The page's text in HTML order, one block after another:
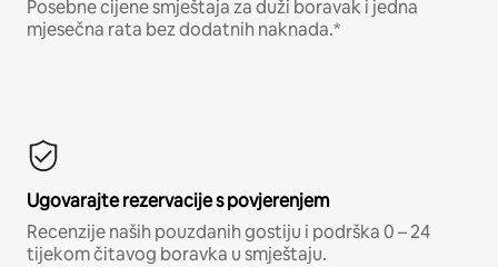
Posebne cijene smještaja za duži boravak i jedna
mjesečna rata bez dodatnih naknada.*
Ugovarajte rezervacije s povjerenjem
Recenzije naših pouzdanih gostiju i podrška 0 – 24
tijekom čitavog boravka u smještaju.